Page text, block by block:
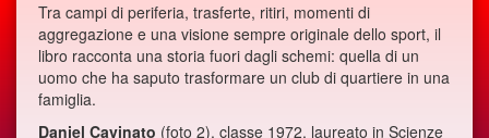
Tra campi di periferia, trasferte, ritiri, momenti di
aggregazione e una visione sempre originale dello sport, il
libro racconta una storia fuori dagli schemi: quella di un
uomo che ha saputo trasformare un club di quartiere in una
famiglia.
Daniel Cavinato (foto 2), classe 1972, laureato in Scienze